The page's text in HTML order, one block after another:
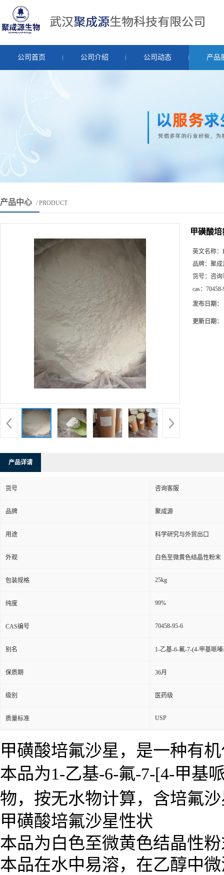
公司首页 公司介绍 公司动态 产品
产品中心 / PRODUCT
甲磺酸培
英文名称：
品牌： 聚成
货号： 咨询
cas：
发布日期：
更新日期：
产品详请
货号 咨询客服
品牌 聚成源
用途 科学研究与外贸出口
外观 白色至微黄色结晶性粉末
包装规格 25kg
纯度 99%
CAS编号 70458-95-6
别名 1-乙基-6-氟-7-(4-甲基哌
保质期 36月
级别 医药级
质量标准 USP
甲磺酸培氟沙星，是一种有
本品为1-乙基-6-氟-7-[4-甲基
物，按无水物计算，含培氟
甲磺酸培氟沙星性状
本品为白色至微黄色结晶性
本品在水中易溶，在乙醇中